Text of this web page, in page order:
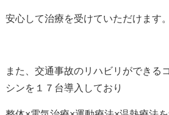
安心して治療を受けていただけます。
また、交通事故のリハビリができる
シンを１７台導入しており